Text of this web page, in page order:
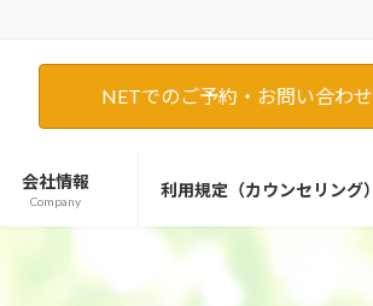
NETでのご予約・お問い合わせ
会社情報
Company
利用規定（カウンセリング）